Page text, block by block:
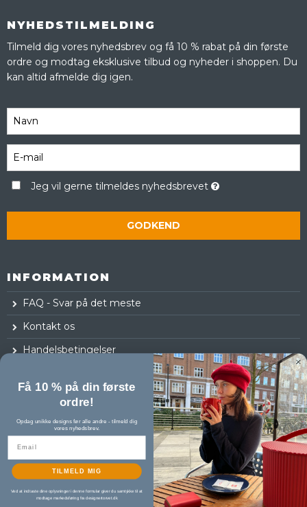
NYHEDSTILMELDING
Tilmeld dig vores nyhedsbrev og få 10 % rabat på din første
ordre og modtag eksklusive tilbud og nyheder i shoppen. Du
kan altid afmelde dig igen.
Jeg vil gerne tilmeldes nyhedsbrevet
GODKEND
INFORMATION
FAQ - Svar på det meste
Kontakt os
Handelsbetingelser
Log ind
Få 10 % på din første
ordre!
Opdag unikke designs før alle andre - tilmeld dig
vores nyhedsbrev.
TILMELD MIG
Ved at indtaste dine oplysninger i denne formular giver du samtykke til at
modtage markedsføring fra designertorvet.dk